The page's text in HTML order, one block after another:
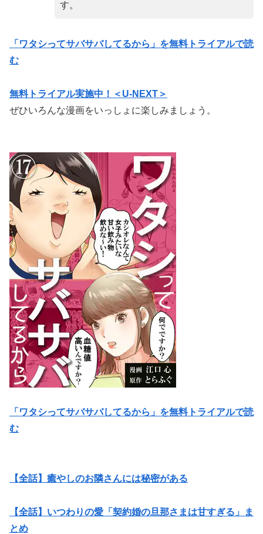
す。
「ワタシってサバサバしてるから」を無料トライアルで読
む
無料トライアル実施中！＜U-NEXT＞
ぜひいろんな漫画をいっしょに楽しみましょう。
「ワタシってサバサバしてるから」を無料トライアルで読
む
【全話】癒やしのお隣さんには秘密がある
【全話】いつわりの愛「契約婚の旦那さまは甘すぎる」ま
とめ